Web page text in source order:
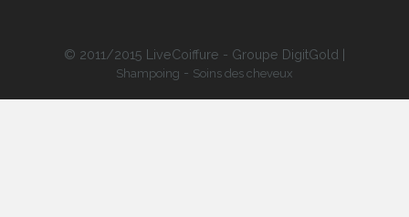
© 2011/2015 LiveCoiffure - Groupe DigitGold |
Shampoing - Soins des cheveux